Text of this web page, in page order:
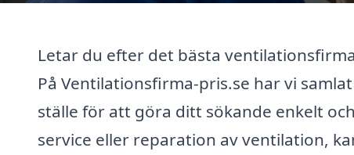
Letar du efter det bästa
På Ventilationsfirma-pris.se har vi
ställe för att göra ditt sökande enkelt
service eller reparation av ventilation,